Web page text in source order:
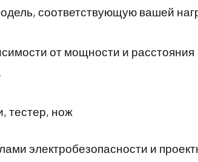
соответствующую вашей
от мощности и расстояния
тестер, нож
электробезопасности и